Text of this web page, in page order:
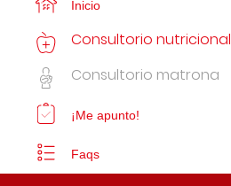
Inicio
Consultorio nutricional
Consultorio matrona
¡Me apunto!
Faqs